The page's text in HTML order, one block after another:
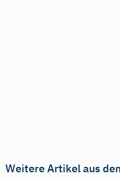
Weitere Artikel aus